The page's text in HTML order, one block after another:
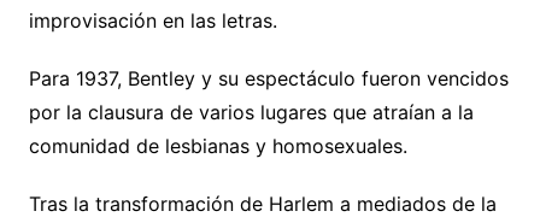
improvisación en las letras.
Para 1937, Bentley y su espectáculo fueron vencidos
por la clausura de varios lugares que atraían a la
comunidad de lesbianas y homosexuales.
Tras la transformación de Harlem a mediados de la